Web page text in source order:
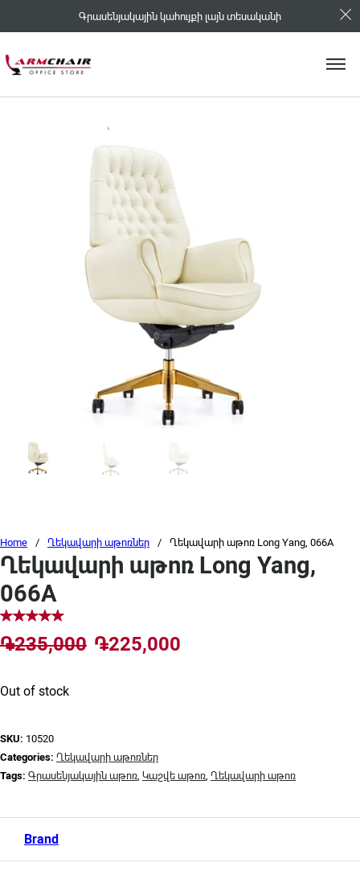
Գրասենյակային կահույքի լայն տեսականի
Home / Ղեկավարի աթոռներ / Ղեկավարի աթոռ Long Yang, 066A
Ղեկավարի աթոռ Long Yang,
066A
֏235,000 Original price was: ֏235,000.
֏225,000
Out of stock
SKU: 10520
Categories: Ղեկավարի աթոռներ
Tags: Գրասենյակային աթոռ Կաշվե աթոռ Ղեկավարի աթոռ
Brand